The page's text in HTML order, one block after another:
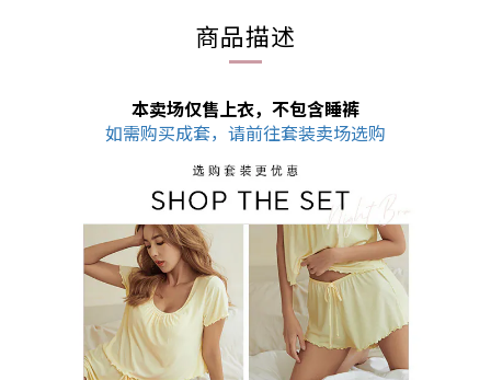
商品描述
本卖场仅售上衣，不包含睡裤
如需购买成套，请前往套装卖场选购